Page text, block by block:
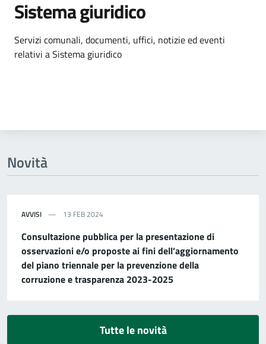
Sistema giuridico
Dettagli dell'argomento
Servizi comunali, documenti, uffici, notizie ed eventi
relativi a Sistema giuridico
Novità
AVVISI 13 FEB 2024
Consultazione pubblica per la presentazione di
osservazioni e/o proposte ai fini dell’aggiornamento
del piano triennale per la prevenzione della
corruzione e trasparenza 2023-2025
Tutte le novità